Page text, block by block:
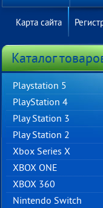
Карта сайта
Каталог
Playstation 5
PlayStation 4
Play Station 3
Play Station 2
Хbox Series X
XBOX ONE
XBOX 360
Nintendo Switch